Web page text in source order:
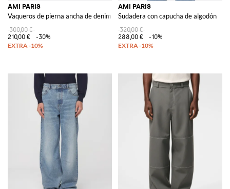
AMI PARIS
Vaqueros de pierna ancha de denim
300,00 €
210,00 €
-30%
AMI PARIS
Sudadera con capucha de algodón
320,00 €
288,00 €
-10%